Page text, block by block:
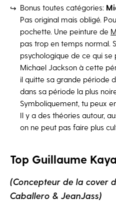
Bonus toutes catégories:
Pas original mais obligé.
pochette. Une peinture de
pas trop en temps normal.
psychologique de ce qui se
Michael Jackson à cette
il quitte sa grande période
dans sa période la plus
Symboliquement, tu peux
Il y a des théories autour,
on ne peut pas faire plus
Top Guillaume
(Concepteur de la cover
Caballero & JeanJass)